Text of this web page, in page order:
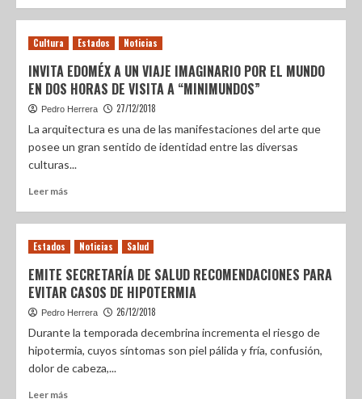
Cultura Estados Noticias
INVITA EDOMÉX A UN VIAJE IMAGINARIO POR EL MUNDO
EN DOS HORAS DE VISITA A “MINIMUNDOS”
Pedro Herrera 27/12/2018
La arquitectura es una de las manifestaciones del arte que
posee un gran sentido de identidad entre las diversas
culturas...
Leer más
Estados Noticias Salud
EMITE SECRETARÍA DE SALUD RECOMENDACIONES PARA
EVITAR CASOS DE HIPOTERMIA
Pedro Herrera 26/12/2018
Durante la temporada decembrina incrementa el riesgo de
hipotermia, cuyos síntomas son piel pálida y fría, confusión,
dolor de cabeza,...
Leer más